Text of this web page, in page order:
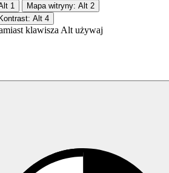
1 Mapa witryny: Alt 2
Kontrast: Alt 4
klawisza Alt używaj